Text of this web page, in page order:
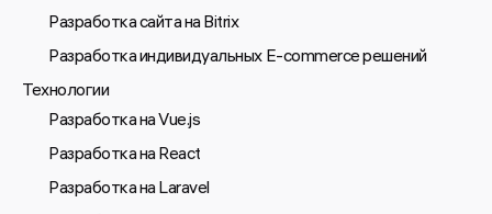
Разработка сайта на Bitrix
Разработка индивидуальных E-commerce решений
Технологии
Разработка на Vue.js
Разработка на React
Разработка на Laravel